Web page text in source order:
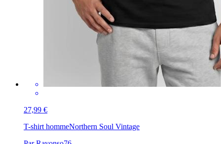
27,99 €
T-shirt hommeNorthern Soul Vintage